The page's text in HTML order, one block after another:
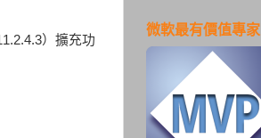
）擴充功
微軟最有價值專家